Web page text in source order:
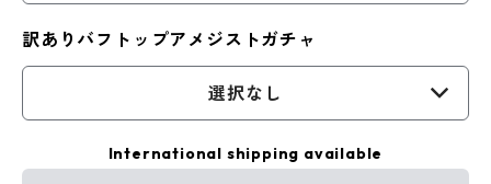
訳ありバフトップアメジストガチャ
選択なし
International shipping available